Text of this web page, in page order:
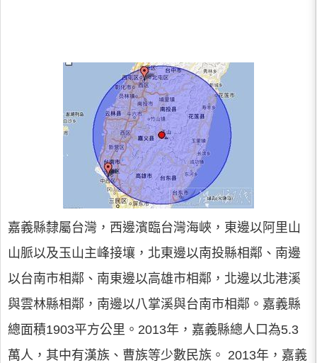
嘉義縣隸屬台灣，西邊濱臨台灣海峽，東邊以阿里山
山脈以及玉山主峰接壤，北東邊以南投縣相鄰、南邊
以台南市相鄰、南東邊以高雄市相鄰，北邊以北港溪
與雲林縣相鄰，南邊以八掌溪與台南市相鄰。嘉義縣
總面積1903平方公里。2013年，嘉義縣總人口為5.3
萬人，其中有漢族、曹族等少數民族。 2013年，嘉義